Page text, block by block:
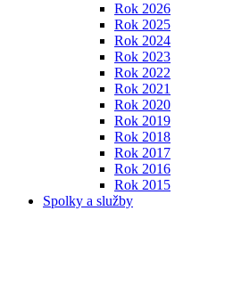
Rok 2026
Rok 2025
Rok 2024
Rok 2023
Rok 2022
Rok 2021
Rok 2020
Rok 2019
Rok 2018
Rok 2017
Rok 2016
Rok 2015
Spolky a služby